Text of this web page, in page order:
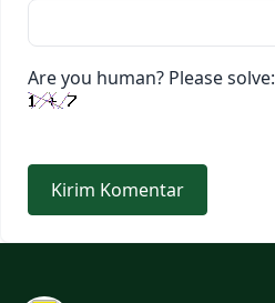
Are you human? Please solve: